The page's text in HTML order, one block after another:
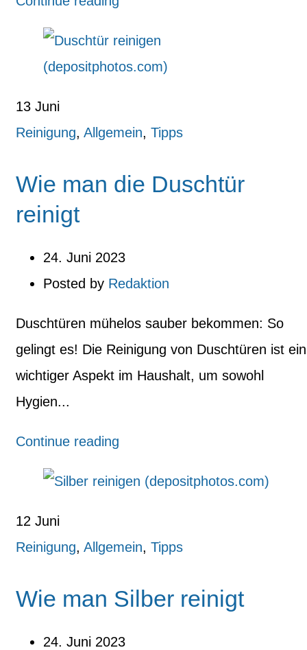
13 Juni
Reinigung, Allgemein, Tipps
Wie man die Duschtür
reinigt
24. Juni 2023
Posted by Redaktion
Duschtüren mühelos sauber bekommen: So
gelingt es! Die Reinigung von Duschtüren ist ein
wichtiger Aspekt im Haushalt, um sowohl
Hygien...
Continue reading
12 Juni
Reinigung, Allgemein, Tipps
Wie man Silber reinigt
24. Juni 2023